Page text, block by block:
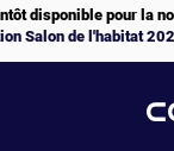
disponible pour la
Salon de l'habitat